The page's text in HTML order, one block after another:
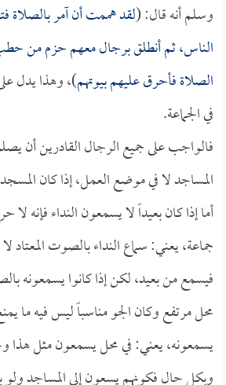
وسلم أنه قال: (لقد هممت أن آمر بالصلاة
الناس، ثم أنطلق برجال معهم حزم من
الصلاة فأحرق عليهم بيوتهم)، وهذا يدل
في الجماعة.
فالواجب على جميع الرجال القادرين أن
المساجد لا في موضع العمل، إذا كان
أما إذا كان بعيداً لا يسمعون النداء فإنه
جماعة، يعني: سماع النداء بالصوت المعتاد لا
فيسمع من بعيد، لكن إذا كانوا يسمعونه
محل مرتفع وكان الجو مناسباً ليس فيه ما
يسمعونه، يعني: في محل يسمعون مثل